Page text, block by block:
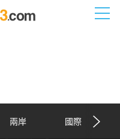
兩岸 國際